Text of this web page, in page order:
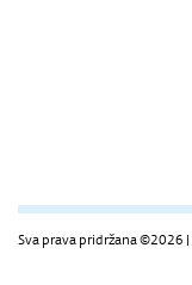
Sva prava pridržana ©2026 |